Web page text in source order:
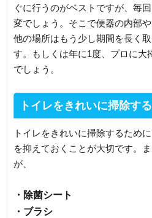
ぐに行うのがベストですが、毎
変でしょう。そこで便器の内部
他の場所はもう少し期間を長く
す。もしくは年に1度、プロに大
でしょう。
トイレをきれいに掃除す
トイレをきれいに掃除するため
を抑えておくことが大切です。
が、
・除菌シート
・ブラシ